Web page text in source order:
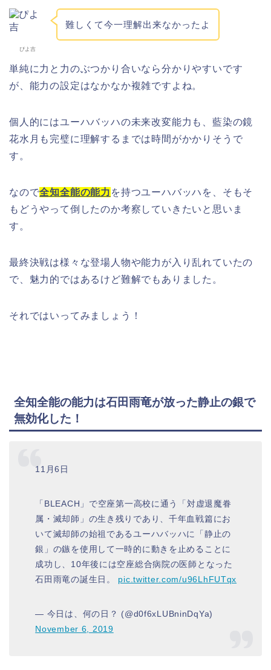
ぴよ吉
難しくて今一理解出来なかったよ
単純に力と力のぶつかり合いなら分かりやすいです
が、能力の設定はなかなか複雑ですよね。
個人的にはユーハバッハの未来改変能力も、藍染の鏡
花水月も完璧に理解するまでは時間がかかりそうで
す。
なので全知全能の能力 を持つユーハバッハを、そもそ
もどうやって倒したのか考察していきたいと思いま
す。
最終決戦は様々な登場人物や能力が入り乱れていたの
で、魅力的ではあるけど難解でもありました。
それではいってみましょう！
全知全能の能力は石田雨竜が放った静止の銀で
無効化した！
11月6日
「BLEACH」で空座第一高校に通う「対虚退魔眷
属・滅却師」の生き残りであり、千年血戦篇にお
いて滅却師の始祖であるユーハバッハに「静止の
銀」の鏃を使用して一時的に動きを止めることに
成功し、10年後には空座総合病院の医師となった
石田雨竜の誕生日。 pic.twitter.com/u96LhFUTqx
— 今日は、何の日？ (@d0f6xLUBninDqYa)
November 6, 2019